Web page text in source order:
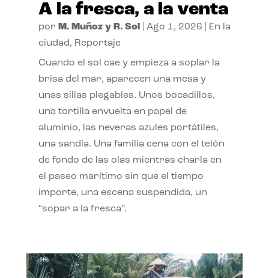
A la fresca, a la venta
por M. Muñoz y R. Sol| Ago 1, 2026
En la
ciudad, Reportaje
Cuando el sol cae y empieza a soplar la
brisa del mar, aparecen una mesa y
unas sillas plegables. Unos bocadillos,
una tortilla envuelta en papel de
aluminio, las neveras azules portátiles,
una sandía. Una familia cena con el telón
de fondo de las olas mientras charla en
el paseo marítimo sin que el tiempo
importe, una escena suspendida, un
“sopar a la fresca”.